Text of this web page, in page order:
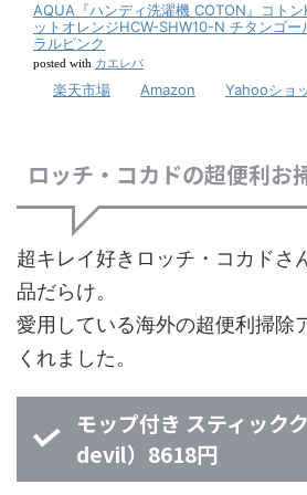
AQUA『ハンディ洗濯機 COTON』コト
ットオレンジHCW-SHW10-N チタンゴ
ラルピンク
posted with カエレバ
楽天市場 Amazon Yahooショ
ロッチ・コカドの超便利お
超キレイ好きロッチ・コカドさ
品だらけ。
愛用している海外の超便利掃除
くれました。
モップ付き スティック
devil）8618円